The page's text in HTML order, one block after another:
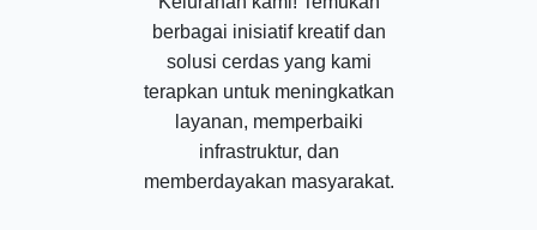
berbagai inisiatif kreatif dan
solusi cerdas yang kami
terapkan untuk meningkatkan
layanan, memperbaiki
infrastruktur, dan
memberdayakan masyarakat.